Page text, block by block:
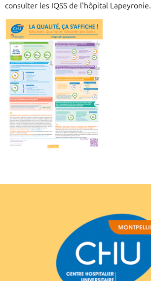
consulter les IQSS de l'hôpital Lapeyronie.